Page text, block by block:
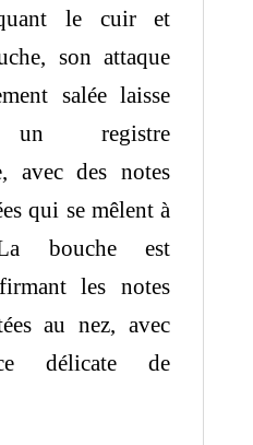
le cuir et
son attaque
salée laisse
registre
avec des notes
qui se mêlent à
bouche est
les notes
au nez, avec
délicate de